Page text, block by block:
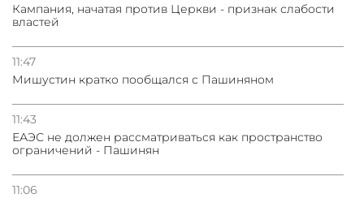
Кампания, начатая против Церкви - признак слабости
властей
11:47
Мишустин кратко пообщался с Пашиняном
11:43
ЕАЭС не должен рассматриваться как пространство
ограничений - Пашинян
11:06